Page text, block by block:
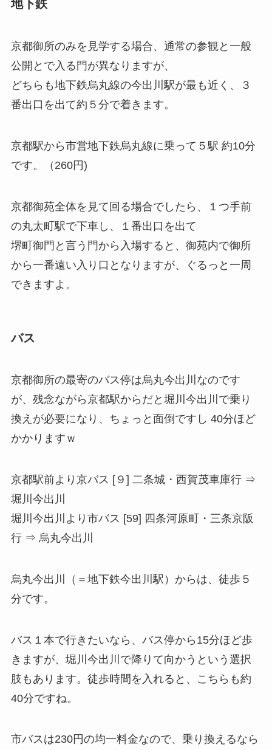
地下鉄
京都御所のみを見学する場合、通常の参観と一般
公開とで入る門が異なりますが、
どちらも地下鉄烏丸線の今出川駅が最も近く、３
番出口を出て約５分で着きます。
京都駅から市営地下鉄烏丸線に乗って ５駅 約10分
です。（260円)
京都御苑全体を見て回る場合でしたら、１つ手前
の丸太町駅で下車し、１番出口を出て
堺町御門と言う門から入場すると、御苑内で御所
から一番遠い入り口となりますが、ぐるっと一周
できますよ。
バス
京都御所の最寄のバス停は烏丸今出川なのです
が、残念ながら京都駅からだと堀川今出川で乗り
換えが必要になり、ちょっと面倒ですし 40分ほど
かかりますｗ
京都駅前より京バス [９] 二条城・西賀茂車庫行 ⇒
堀川今出川
堀川今出川より市バス [59] 四条河原町・三条京阪
行 ⇒ 烏丸今出川
烏丸今出川（＝地下鉄今出川駅）からは、徒歩５
分です。
バス１本で行きたいなら、バス停から15分ほど歩
きますが、堀川今出川で降りて向かうという選択
肢もあります。徒歩時間を入れると、こちらも約
40分ですね。
市バスは230円の均一料金なので、乗り換えるなら